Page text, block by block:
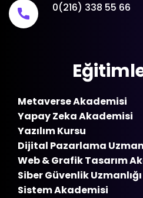
0(216) 338 55 66
Metaverse Akademisi
Yapay Zeka Akademisi
Yazılım Kursu
Dijital Pazarlama
Web & Grafik Tasarım
Siber Güvenlik
Sistem Akademisi